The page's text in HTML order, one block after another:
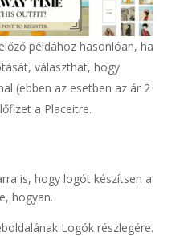
példához hasonlóan, ha
választhat, hogy
(ebben az esetben az ár 2
a Placeitre.
is, hogy logót készítsen a
hogyan.
Logók részlegére.